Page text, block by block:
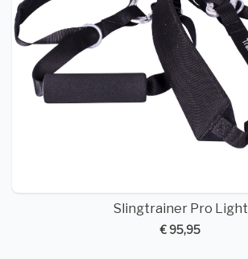
Slingtrainer Pro Light
€ 95,95